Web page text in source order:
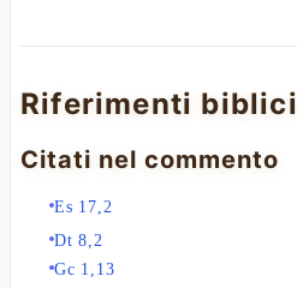
Riferimenti biblici
Citati nel commento
Es 17,2
Dt 8,2
Gc 1,13